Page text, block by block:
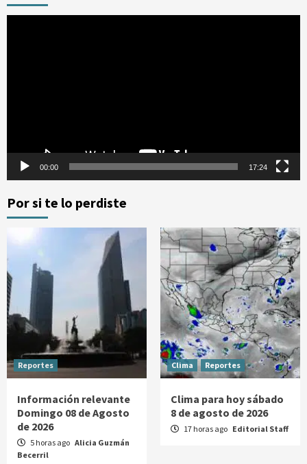
00:00 17:24
Por si te lo perdiste
Reportes
Información relevante
Domingo 08 de Agosto
de 2026
5 horas ago Alicia Guzmán
Becerril
Clima Reportes
Clima para hoy sábado
8 de agosto de 2026
17 horas ago Editorial Staff